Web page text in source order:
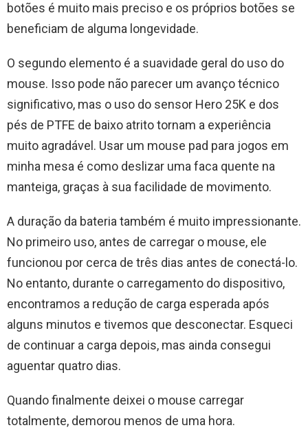
botões é muito mais preciso e os próprios botões se
beneficiam de alguma longevidade.
O segundo elemento é a suavidade geral do uso do
mouse. Isso pode não parecer um avanço técnico
significativo, mas o uso do sensor Hero 25K e dos
pés de PTFE de baixo atrito tornam a experiência
muito agradável. Usar um mouse pad para jogos em
minha mesa é como deslizar uma faca quente na
manteiga, graças à sua facilidade de movimento.
A duração da bateria também é muito impressionante.
No primeiro uso, antes de carregar o mouse, ele
funcionou por cerca de três dias antes de conectá-lo.
No entanto, durante o carregamento do dispositivo,
encontramos a redução de carga esperada após
alguns minutos e tivemos que desconectar. Esqueci
de continuar a carga depois, mas ainda consegui
aguentar quatro dias.
Quando finalmente deixei o mouse carregar
totalmente, demorou menos de uma hora.